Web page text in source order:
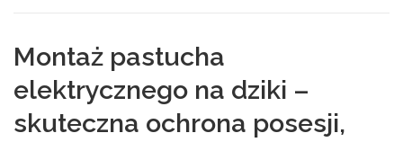
KONTAKT
Montaż pastucha
elektrycznego na dziki –
skuteczna ochrona posesji,